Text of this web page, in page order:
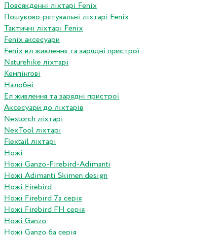
Повсякденні ліхтарі Fenix
Пошуково-рятувальні ліхтарі Fenix
Тактичні ліхтарі Fenix
Fenix аксесуари
Fenix ел живлення та зарядні пристрої
Naturehike ліхтарі
Кемпінгові
Налобні
Ел живлення та зарядні пристрої
Аксесуари до ліхтарів
Nextorch ліхтарі
NexTool ліхтарі
Flextail ліхтарі
Ножі
Ножі Ganzo-Firebird-Adimanti
Ножі Adimanti Skimen design
Ножі Firebird
Ножі Firebird 7а серія
Ножі Firebird FH серія
Ножі Ganzo
Ножі Ganzo 6а серія